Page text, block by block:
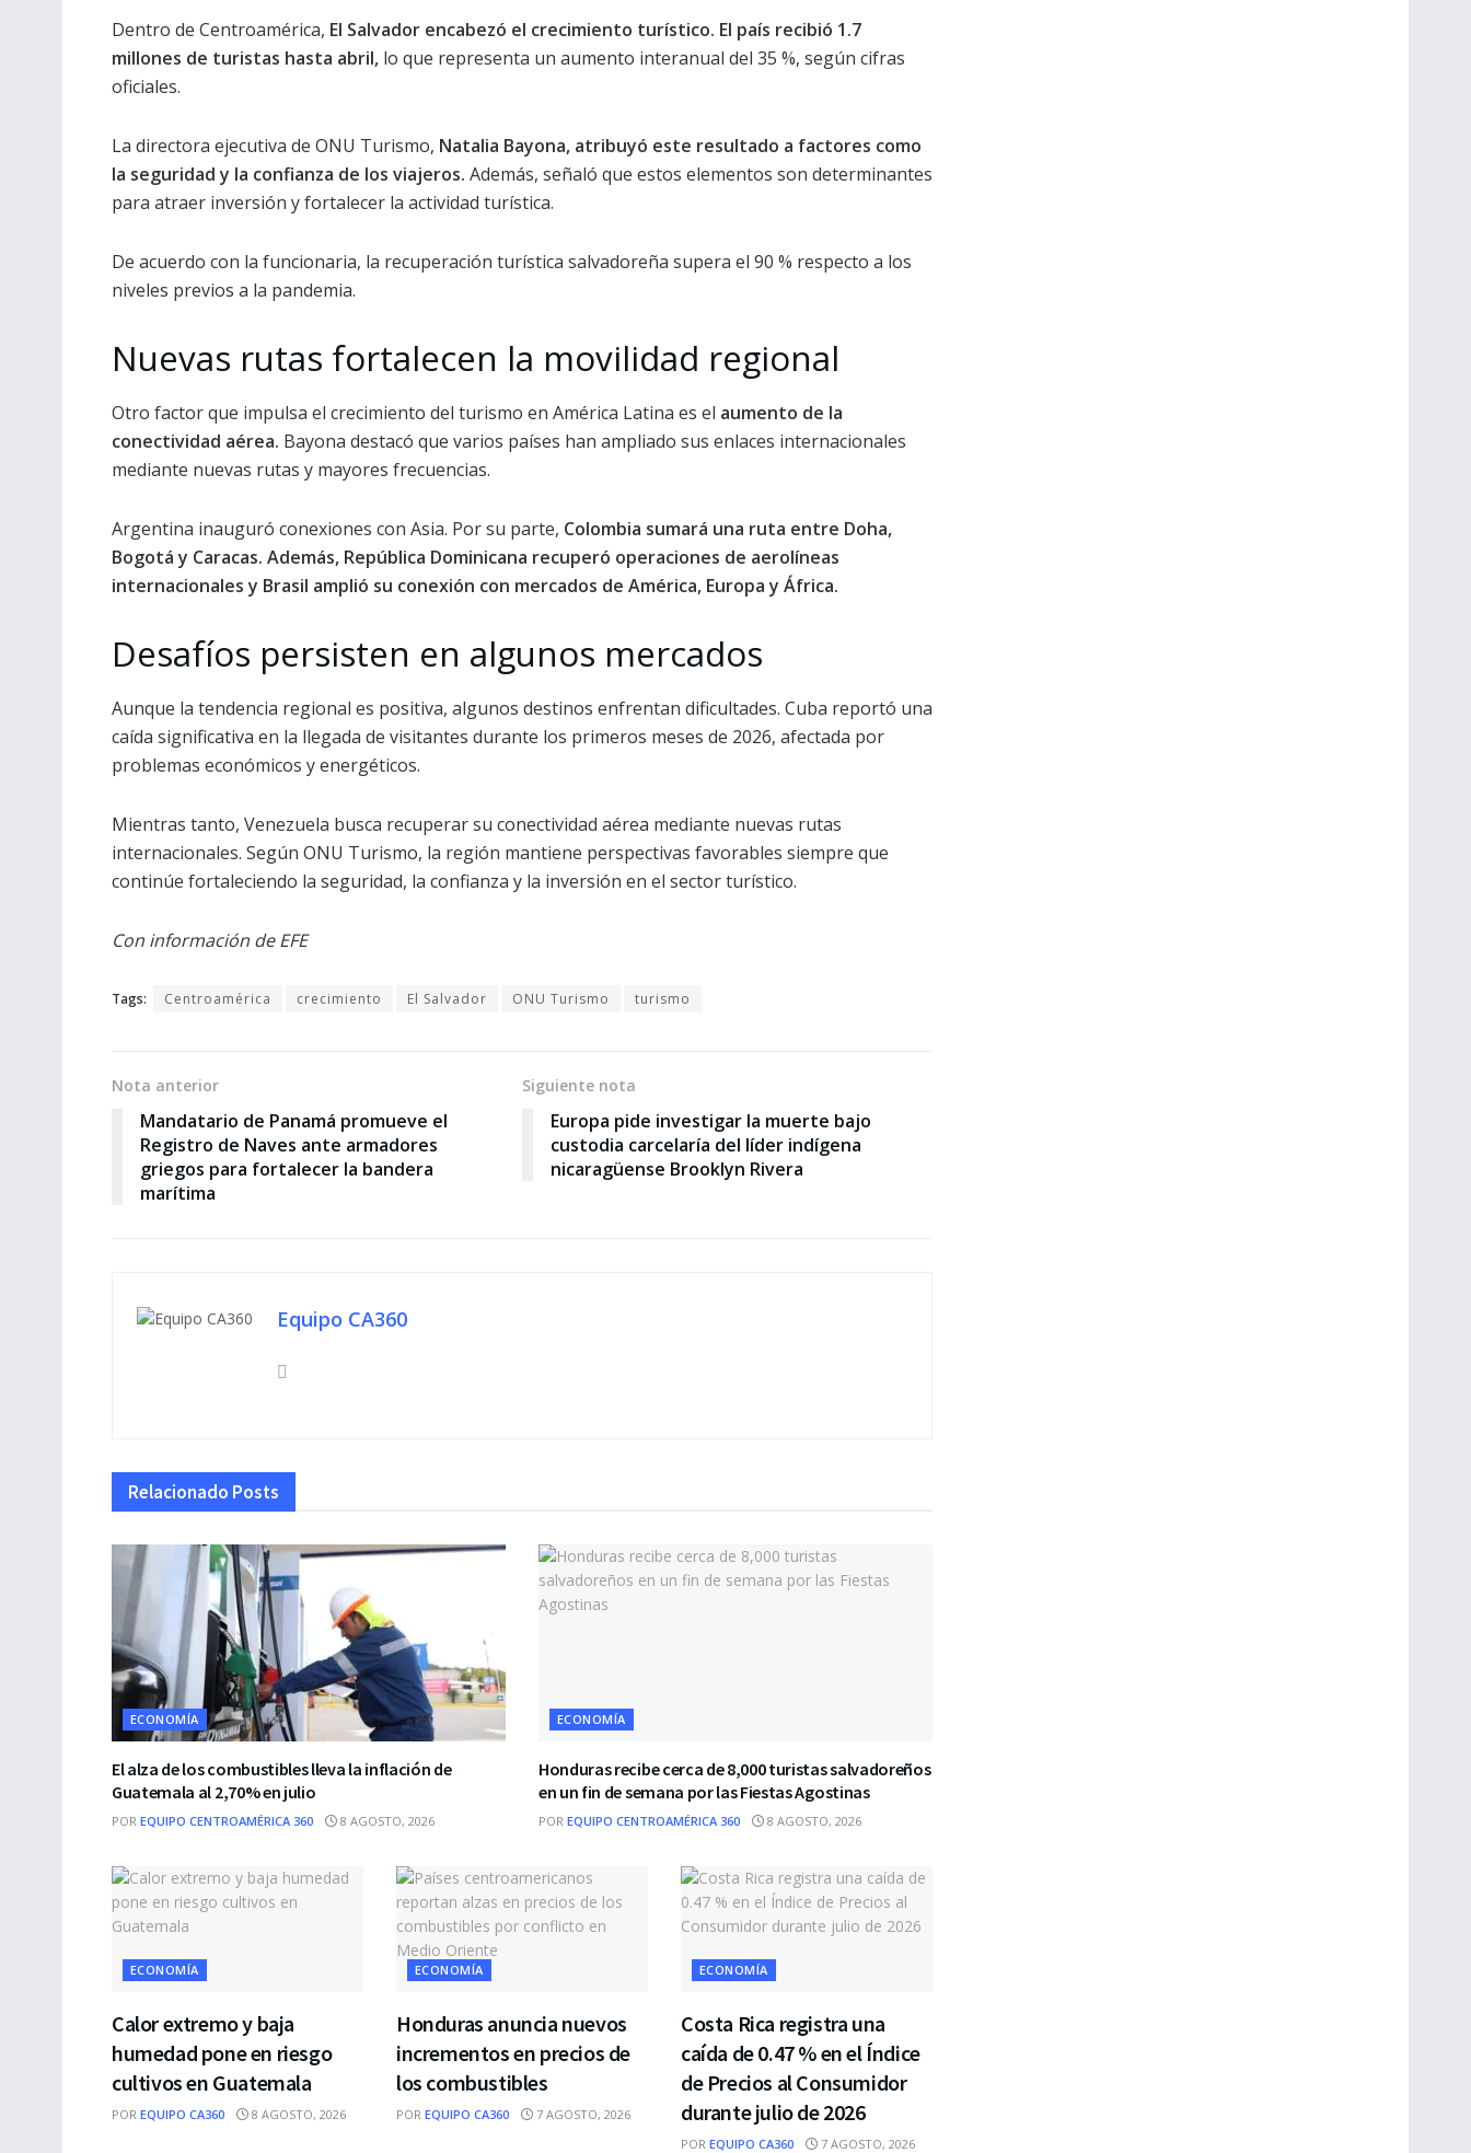
Dentro de Centroamérica, El Salvador encabezó el crecimiento turístico. El país recibió 1.7
millones de turistas hasta abril, lo que representa un aumento interanual del 35 %, según cifras
oficiales.
La directora ejecutiva de ONU Turismo, Natalia Bayona, atribuyó este resultado a factores como
la seguridad y la confianza de los viajeros. Además, señaló que estos elementos son determinantes
para atraer inversión y fortalecer la actividad turística.
De acuerdo con la funcionaria, la recuperación turística salvadoreña supera el 90 % respecto a los
niveles previos a la pandemia.
Nuevas rutas fortalecen la movilidad regional
Otro factor que impulsa el crecimiento del turismo en América Latina es el aumento de la
conectividad aérea. Bayona destacó que varios países han ampliado sus enlaces internacionales
mediante nuevas rutas y mayores frecuencias.
Argentina inauguró conexiones con Asia. Por su parte, Colombia sumará una ruta entre Doha,
Bogotá y Caracas. Además, República Dominicana recuperó operaciones de aerolíneas
internacionales y Brasil amplió su conexión con mercados de América, Europa y África.
Desafíos persisten en algunos mercados
Aunque la tendencia regional es positiva, algunos destinos enfrentan dificultades. Cuba reportó una
caída significativa en la llegada de visitantes durante los primeros meses de 2026, afectada por
problemas económicos y energéticos.
Mientras tanto, Venezuela busca recuperar su conectividad aérea mediante nuevas rutas
internacionales. Según ONU Turismo, la región mantiene perspectivas favorables siempre que
continúe fortaleciendo la seguridad, la confianza y la inversión en el sector turístico.
Con información de EFE
Tags: Centroamérica crecimiento El Salvador ONU Turismo turismo
Nota anterior
Mandatario de Panamá promueve el
Registro de Naves ante armadores
griegos para fortalecer la bandera
marítima
Siguiente nota
Europa pide investigar la muerte bajo
custodia carcelaría del líder indígena
nicaragüense Brooklyn Rivera
Equipo CA360
Relacionado Posts
ECONOMÍA
El alza de los combustibles lleva la inflación de
Guatemala al 2,70% en julio
POR EQUIPO CENTROAMÉRICA 360 8 AGOSTO, 2026
ECONOMÍA
Honduras recibe cerca de 8,000 turistas salvadoreños
en un fin de semana por las Fiestas Agostinas
POR EQUIPO CENTROAMÉRICA 360 8 AGOSTO, 2026
ECONOMÍA
Calor extremo y baja
humedad pone en riesgo
cultivos en Guatemala
POR EQUIPO CA360 8 AGOSTO, 2026
ECONOMÍA
Honduras anuncia nuevos
incrementos en precios de
los combustibles
POR EQUIPO CA360 7 AGOSTO, 2026
ECONOMÍA
Costa Rica registra una
caída de 0.47 % en el Índice
de Precios al Consumidor
durante julio de 2026
POR EQUIPO CA360 7 AGOSTO, 2026